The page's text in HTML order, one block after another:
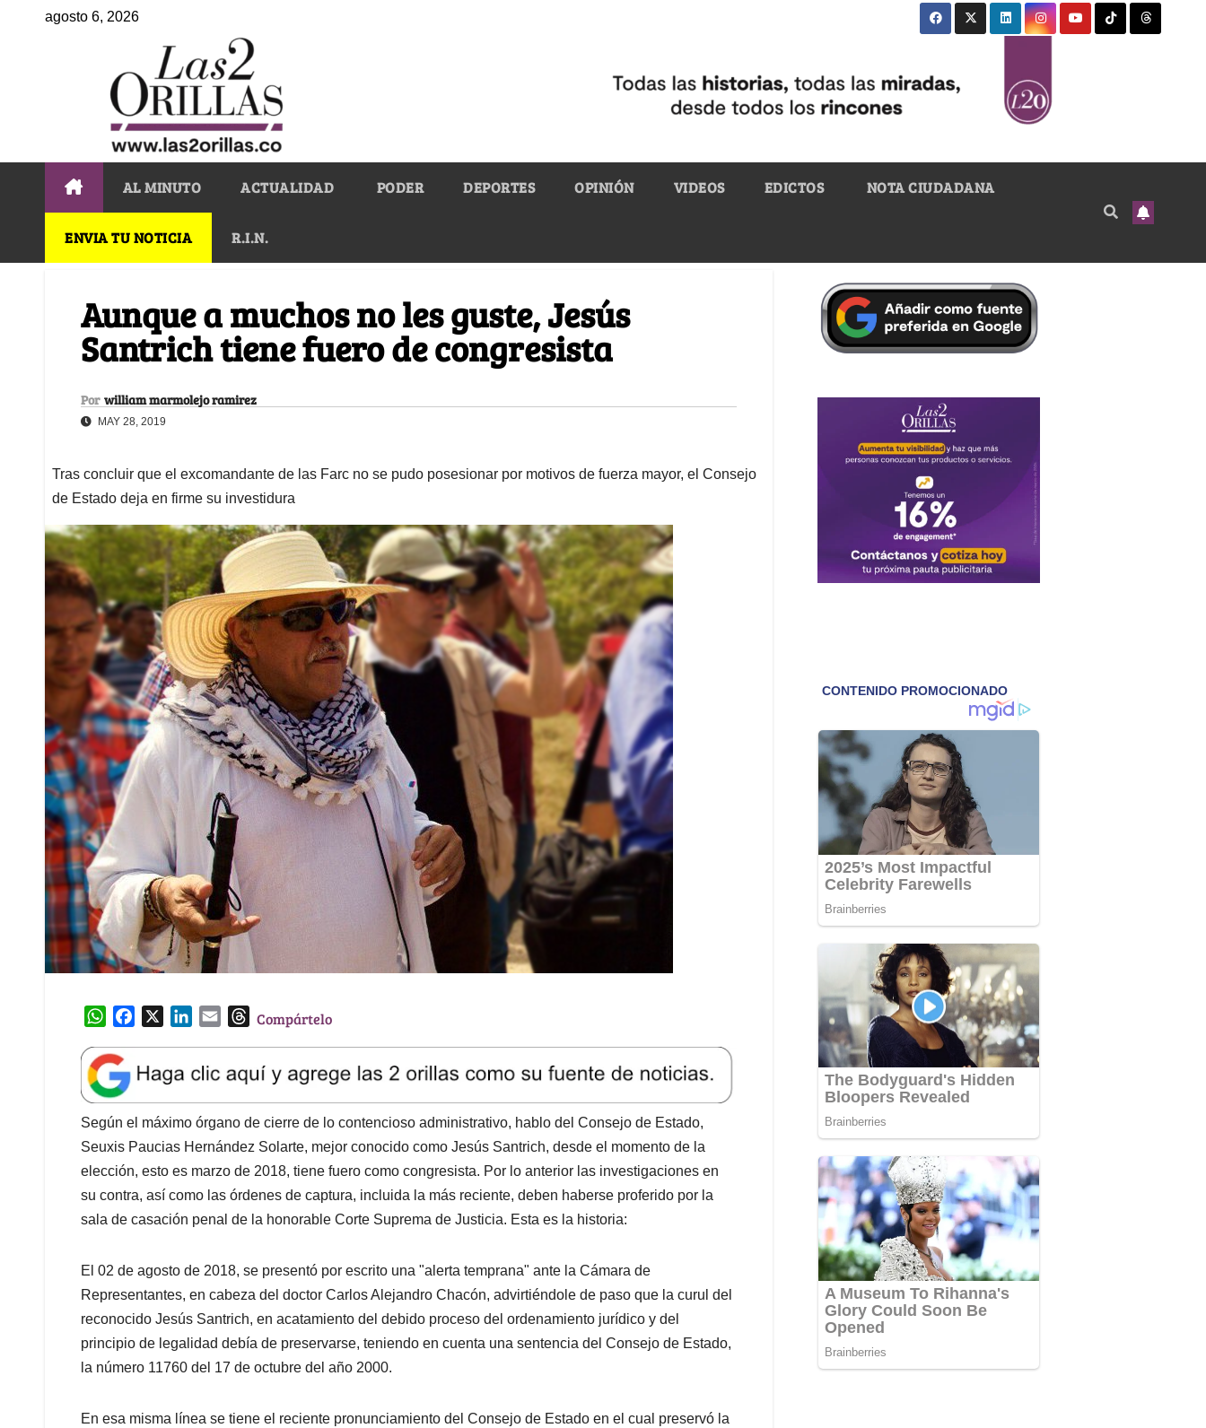
agosto 6, 2026
AL MINUTO ACTUALIDAD PODER DEPORTES OPINIÓN VIDEOS EDICTOS NOTA CIUDADANA
ENVIA TU NOTICIA R.I.N.
Aunque a muchos no les guste, Jesús
Santrich tiene fuero de congresista
Por william marmolejo ramirez
MAY 28, 2019
Tras concluir que el excomandante de las Farc no se pudo posesionar por motivos de fuerza mayor, el Consejo
de Estado deja en firme su investidura
W
a
t
s
A
p
p
e
b
o
o
k
k
e
d
I
n
l
T
e
a
d
s
Compártelo
Según el máximo órgano de cierre de lo contencioso administrativo, hablo del Consejo de Estado,
Seuxis Paucias Hernández Solarte, mejor conocido como Jesús Santrich, desde el momento de la
elección, esto es marzo de 2018, tiene fuero como congresista. Por lo anterior las investigaciones en
su contra, así como las órdenes de captura, incluida la más reciente, deben haberse proferido por la
sala de casación penal de la honorable Corte Suprema de Justicia. Esta es la historia:
El 02 de agosto de 2018, se presentó por escrito una "alerta temprana" ante la Cámara de
Representantes, en cabeza del doctor Carlos Alejandro Chacón, advirtiéndole de paso que la curul del
reconocido Jesús Santrich, en acatamiento del debido proceso del ordenamiento jurídico y del
principio de legalidad debía de preservarse, teniendo en cuenta una sentencia del Consejo de Estado,
la número 11760 del 17 de octubre del año 2000.
En esa misma línea se tiene el reciente pronunciamiento del Consejo de Estado en el cual preservó la